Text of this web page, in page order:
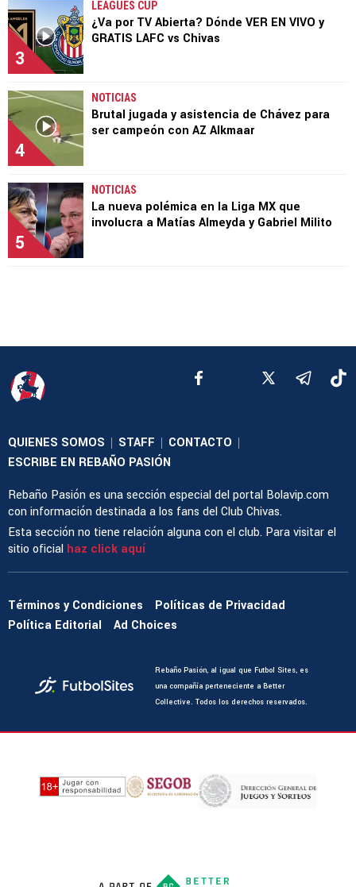
3
LEAGUES CUP
¿Va por TV Abierta? Dónde VER EN VIVO y
GRATIS LAFC vs Chivas
4
NOTICIAS
Brutal jugada y asistencia de Chávez para
ser campeón con AZ Alkmaar
5
NOTICIAS
La nueva polémica en la Liga MX que
involucra a Matías Almeyda y Gabriel Milito
QUIENES SOMOS | STAFF | CONTACTO |
ESCRIBE EN REBAÑO PASIÓN
Rebaño Pasión es una sección especial del portal Bolavip.com
con información destinada a los fans del Club Chivas.
Esta sección no tiene relación alguna con el club. Para visitar el
sitio oficial haz click aquí
Términos y Condiciones
Políticas de Privacidad
Política Editorial
Ad Choices
Rebaño Pasión, al igual que Futbol Sites, es
una compañía perteneciente a Better
Collective. Todos los derechos reservados.